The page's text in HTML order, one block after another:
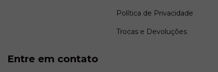
Política de Privacidade
Trocas e Devoluções
Entre em contato